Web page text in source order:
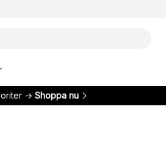
→ Shoppa nu